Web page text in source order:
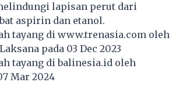
lapisan perut dari
aspirin dan etanol.
tayang di www.trenasia.com oleh
pada 03 Dec 2023
tayang dibalinesia.id oleh
Mar 2024